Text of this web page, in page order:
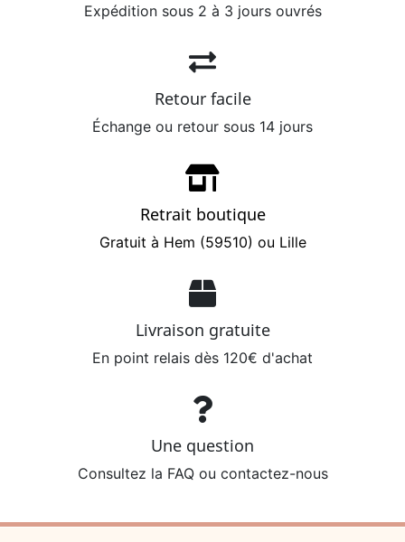
Expédition sous 2 à 3 jours ouvrés
Retour facile
Échange ou retour sous 14 jours
Retrait boutique
Gratuit à Hem (59510) ou Lille
Livraison gratuite
En point relais dès 120€ d'achat
Une question
Consultez la FAQ ou contactez-nous